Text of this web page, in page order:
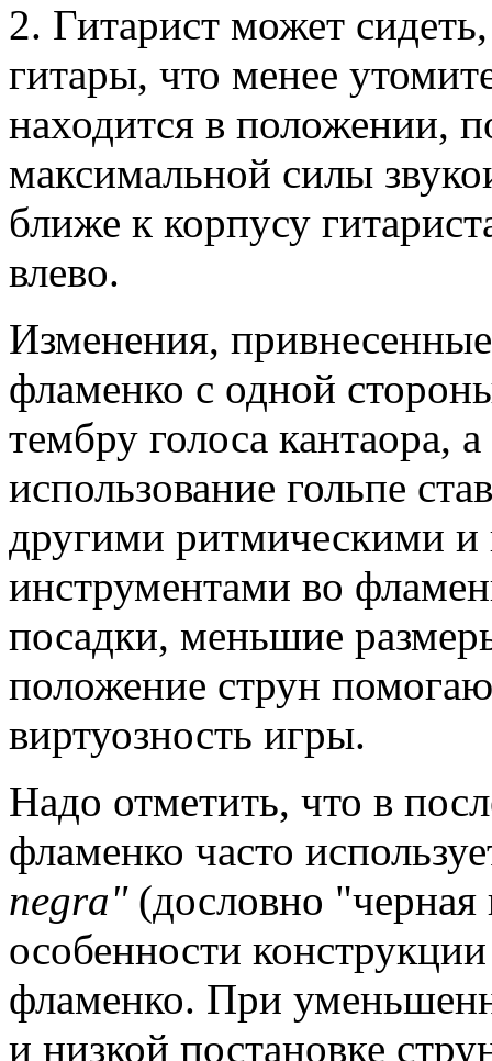
2. Гитарист может
гитары, что менее
находится в положении,
максимальной силы
ближе к корпусу
влево.
Изменения,
фламенко с одной
тембру голоса кантаора,
использование гольпе
другими ритмическими
инструментами во
посадки, меньшие
положение струн
виртуозность игры.
Надо отметить, что в
фламенко часто
negra"(дословно
особенности
фламенко. При
и низкой постановке